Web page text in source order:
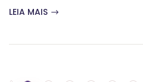
LEIA MAIS